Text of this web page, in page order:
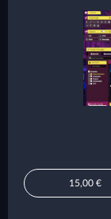
15,00 €